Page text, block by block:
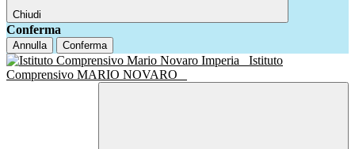
Chiudi
Conferma
Annulla Conferma
Istituto
Comprensivo MARIO NOVARO